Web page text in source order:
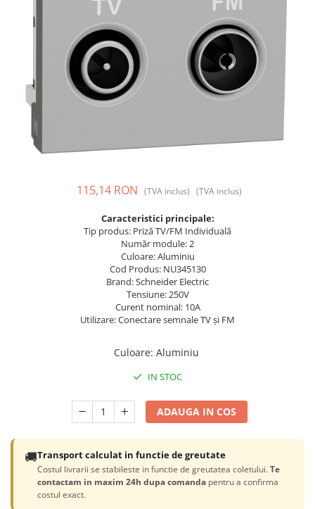
Prize și fișe industriale
Suporturi de fixare
Termostate
Variator de tensiune
Întrerupătoare
115,14 RON (TVA inclus) (TVA inclus)
Caracteristici principale:
Tip produs: Priză TV/FM Individuală
Număr module: 2
Culoare: Aluminiu
Cod Produs: NU345130
Brand: Schneider Electric
Tensiune: 250V
Curent nominal: 10A
Utilizare: Conectare semnale TV și FM
Culoare: Aluminiu
IN STOC
ADAUGA IN COS
🚚Transport calculat in functie de greutate
Costul livrarii se stabileste in functie de greutatea coletului.Te
contactam in maxim 24h dupa comanda pentru a confirma
costul exact.